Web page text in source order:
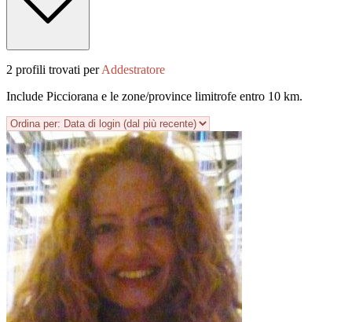
2 profili trovati perAddestratore
Include Picciorana e le zone/province limitrofe entro 10 km.